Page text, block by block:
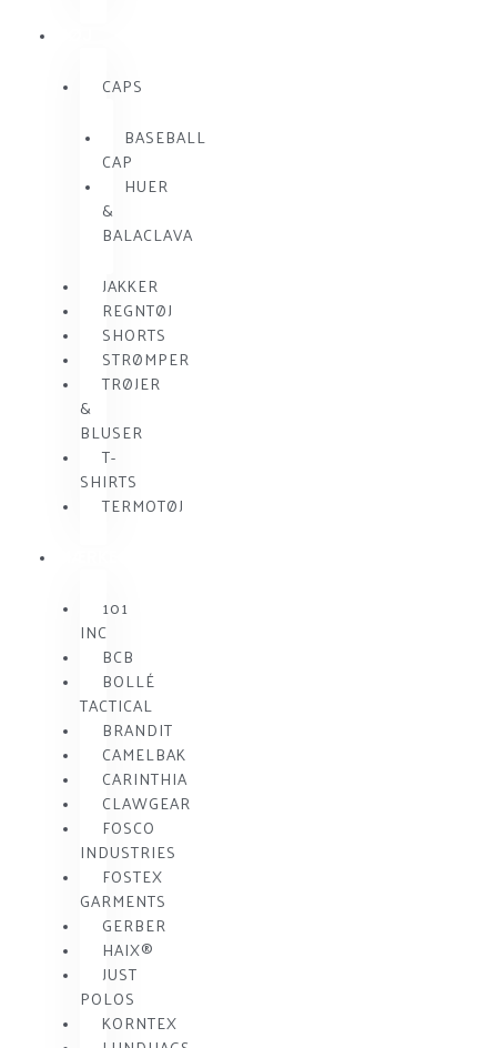
CAPS
BASEBALL
CAP
HUER
&
BALACLAVA
JAKKER
REGNTØJ
SHORTS
STRØMPER
TRØJER
&
BLUSER
T-
SHIRTS
TERMOTØJ
101
INC
BCB
BOLLÉ
TACTICAL
BRANDIT
CAMELBAK
CARINTHIA
CLAWGEAR
FOSCO
INDUSTRIES
FOSTEX
GARMENTS
GERBER
HAIX®
JUST
POLOS
KORNTEX